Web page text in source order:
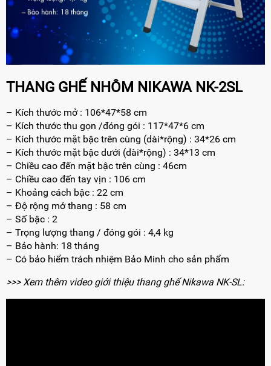
THANG GHẾ NHÔM NIKAWA NK-2SL
– Kích thước mở : 106*47*58 cm
– Kích thước thu gọn /đóng gói : 117*47*6 cm
– Kích thước mặt bậc trên cùng (dài*rộng) : 34*26 cm
– Kích thước mặt bậc dưới (dài*rộng) : 34*13 cm
– Chiều cao đến mặt bậc trên cùng : 46cm
– Chiều cao đến tay vịn : 106 cm
– Khoảng cách bậc : 22 cm
– Độ rộng mở thang : 58 cm
– Số bậc : 2
– Trọng lượng thang / đóng gói : 4,4 kg
– Bảo hành: 18 tháng
– Có bảo hiểm trách nhiệm Bảo Minh cho sản phẩm
>>> Xem thêm video giới thiệu thang ghế Nikawa NK-SL: